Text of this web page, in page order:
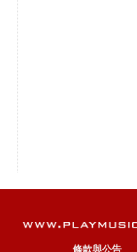
條款與公告